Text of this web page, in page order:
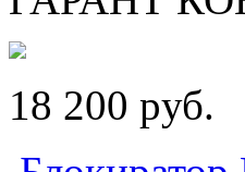
18 200 pуб.